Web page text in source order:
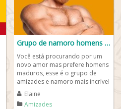
Grupo de namoro homens maduros
Você está procurando por um
novo amor mas prefere homens
maduros, esse é o grupo de
amizades e namoro mais incrível
de todos! Com certeza aquele
homem...
Elaine
Amizades